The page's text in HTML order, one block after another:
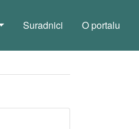
Suradnici O portalu